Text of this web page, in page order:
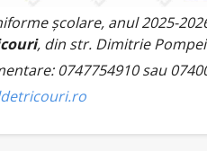
școlare, anul 2025-
, din str. Dimitrie
0747754910 sau